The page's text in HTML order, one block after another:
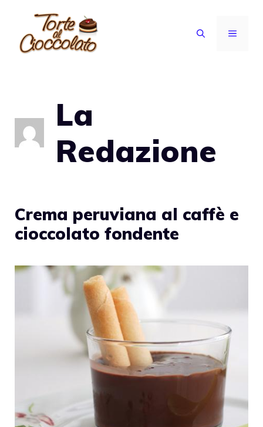
contenuto
MENU
La
Redazione
Crema peruviana al caffè e
cioccolato fondente